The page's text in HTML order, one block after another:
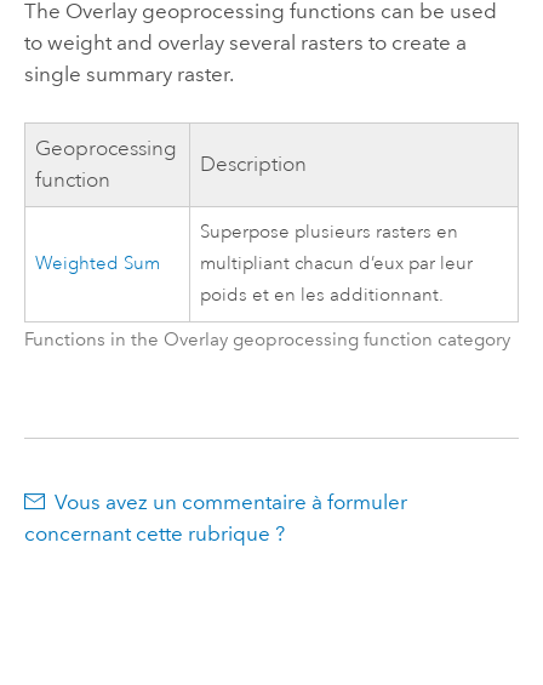
The Overlay geoprocessing functions can be used
to weight and overlay several rasters to create a
single summary raster.
Geoprocessing
function
Description
Weighted Sum
Superpose plusieurs rasters en
multipliant chacun d’eux par leur
poids et en les additionnant.
Functions in the Overlay geoprocessing function category
Vous avez un commentaire à formuler
concernant cette rubrique ?